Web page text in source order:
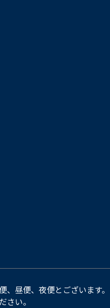
、昼便、夜便とございます
さい。